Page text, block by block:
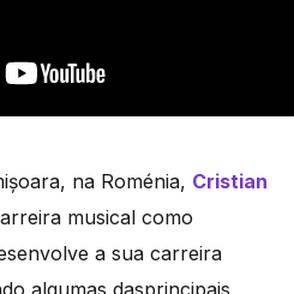
na Roménia, Cristian
musical como
a sua carreira